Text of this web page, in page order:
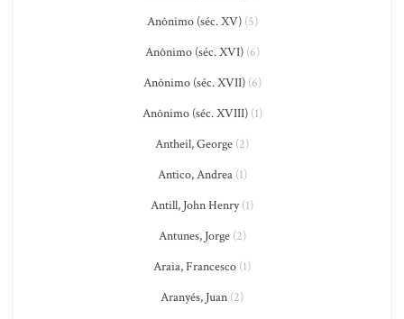
Anônimo (séc. XV)(5)
Anônimo (séc. XVI)(6)
Anônimo (séc. XVII)(6)
Anônimo (séc. XVIII)(1)
Antheil, George (2)
Antico, Andrea(1)
Antill, John Henry(1)
Antunes, Jorge(2)
Araia, Francesco (1)
Aranyés, Juan (2)